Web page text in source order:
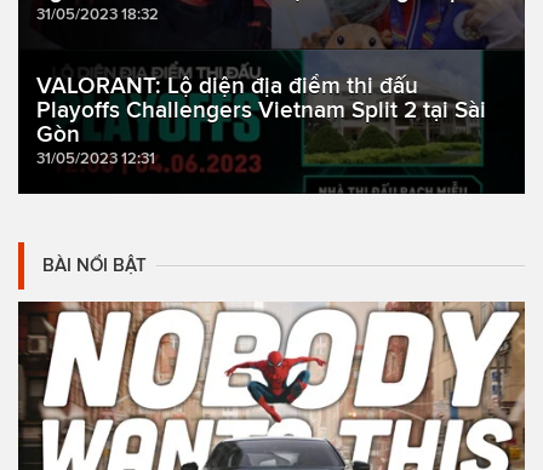
31/05/2023 18:32
VALORANT: Lộ diện địa điểm thi đấu
Playoffs Challengers Vietnam Split 2 tại Sài
Gòn
31/05/2023 12:31
BÀI NỔI BẬT